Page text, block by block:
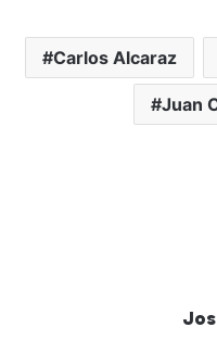
Carlos Alcaraz
Juan